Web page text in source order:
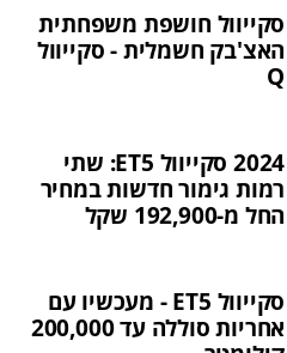
סקייוול חושפת משפחתית
האצ'בק חשמלית - סקייוול
Q
2024 סקייוול ET5: שתי
רמות גימור חדשות במחיר
החל מ-192,900 שקל
סקייוול ET5 - מעכשיו עם
אחריות סוללה עד 200,000